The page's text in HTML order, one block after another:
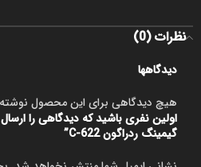
نظرات (0)
دیدگاهها
هیچ دیدگاهی برای این محصول
اولین نفری باشید که دیدگاهی را
گیمینگ ردراگون C-622”